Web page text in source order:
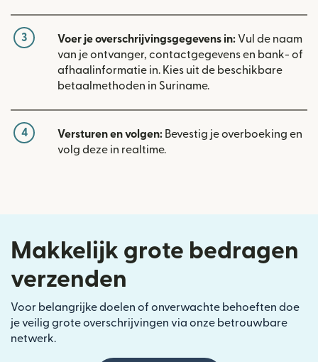
3 Voer je overschrijvingsgegevens in: Vul de naam
van je ontvanger, contactgegevens en bank- of
afhaalinformatie in. Kies uit de beschikbare
betaalmethoden in Suriname.
4 Versturen en volgen: Bevestig je overboeking en
volg deze in realtime.
Makkelijk grote bedragen
verzenden
Voor belangrijke doelen of onverwachte behoeften doe
je veilig grote overschrijvingen via onze betrouwbare
netwerk.